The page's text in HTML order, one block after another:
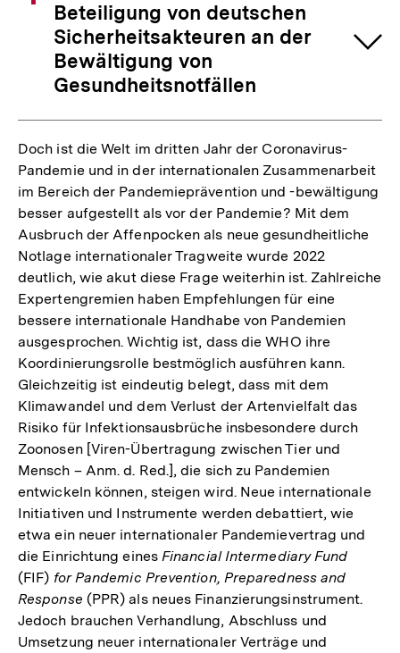
Beteiligung von deutschen
Sicherheitsakteuren an der
Bewältigung von
Gesundheitsnotfällen
Doch ist die Welt im dritten Jahr der Coronavirus-
Pandemie und in der internationalen Zusammenarbeit
im Bereich der Pandemieprävention und -bewältigung
besser aufgestellt als vor der Pandemie? Mit dem
Ausbruch der Affenpocken als neue gesundheitliche
Notlage internationaler Tragweite wurde 2022
deutlich, wie akut diese Frage weiterhin ist. Zahlreiche
Expertengremien haben Empfehlungen für eine
bessere internationale Handhabe von Pandemien
ausgesprochen. Wichtig ist, dass die WHO ihre
Koordinierungsrolle bestmöglich ausführen kann.
Gleichzeitig ist eindeutig belegt, dass mit dem
Klimawandel und dem Verlust der Artenvielfalt das
Risiko für Infektionsausbrüche insbesondere durch
Zoonosen [Viren-Übertragung zwischen Tier und
Mensch – Anm. d. Red.], die sich zu Pandemien
entwickeln können, steigen wird. Neue internationale
Initiativen und Instrumente werden debattiert, wie
etwa ein neuer internationaler Pandemievertrag und
die Einrichtung eines Financial Intermediary Fund
(FIF) for Pandemic Prevention, Preparedness and
Response (PPR) als neues Finanzierungsinstrument.
Jedoch brauchen Verhandlung, Abschluss und
Umsetzung neuer internationaler Verträge und